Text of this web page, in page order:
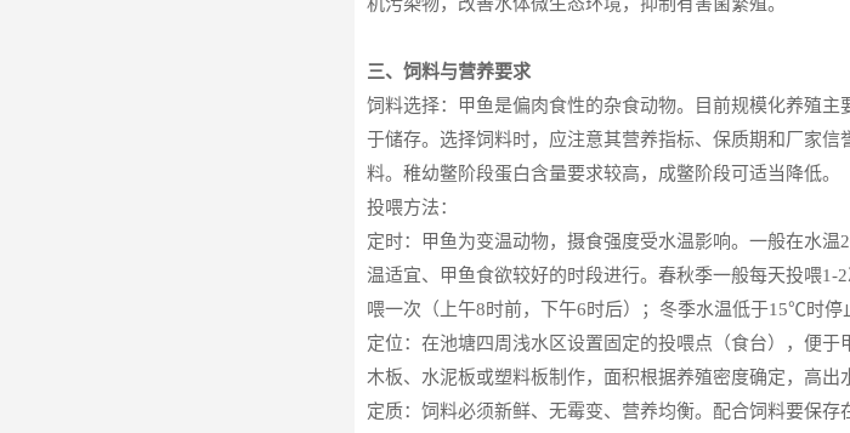
三、饲料与营养要求
饲料选择：甲鱼是偏肉食性的杂食动物。目前规模化养殖
于储存。选择饲料时，应注意其营养指标、保质期和厂家
料。稚幼鳖阶段蛋白含量要求较高，成鳖阶段可适当降低。
投喂方法：
定时：甲鱼为变温动物，摄食强度受水温影响。一般在水
温适宜、甲鱼食欲较好的时段进行。春秋季一般每天投喂
喂一次（上午8时前，下午6时后）；冬季水温低于15℃时停
定位：在池塘四周浅水区设置固定的投喂点（食台），便
木板、水泥板或塑料板制作，面积根据养殖密度确定，高出
定质：饲料必须新鲜、无霉变、营养均衡。配合饲料要保存